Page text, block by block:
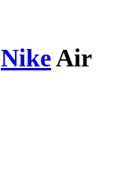
NikeAir